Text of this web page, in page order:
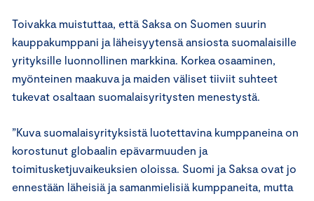
Toivakka muistuttaa, että Saksa on Suomen suurin
kauppakumppani ja läheisyytensä ansiosta suomalaisille
yrityksille luonnollinen markkina. Korkea osaaminen,
myönteinen maakuva ja maiden väliset tiiviit suhteet
tukevat osaltaan suomalaisyritysten menestystä.
”Kuva suomalaisyrityksistä luotettavina kumppaneina on
korostunut globaalin epävarmuuden ja
toimitusketjuvaikeuksien oloissa. Suomi ja Saksa ovat jo
ennestään läheisiä ja samanmielisiä kumppaneita, mutta